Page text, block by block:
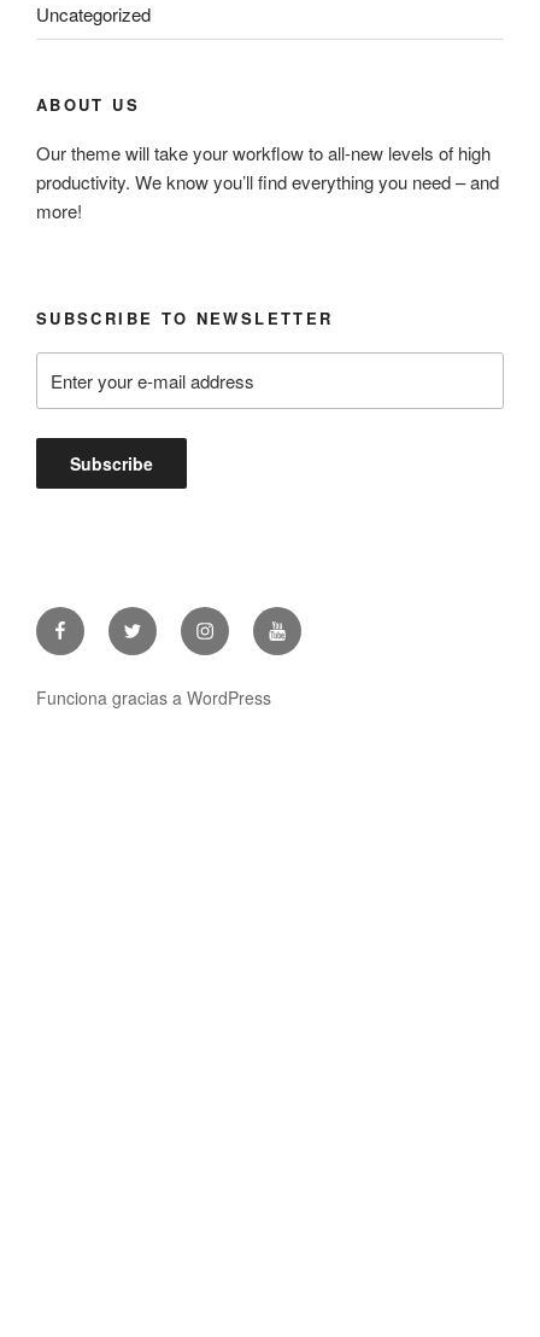
Uncategorized
ABOUT US
Our theme will take your workflow to all-new levels of high
productivity. We know you’ll find everything you need – and
more!
SUBSCRIBE TO NEWSLETTER
FacebookTwitter InstagramYoutube
Funciona gracias a WordPress